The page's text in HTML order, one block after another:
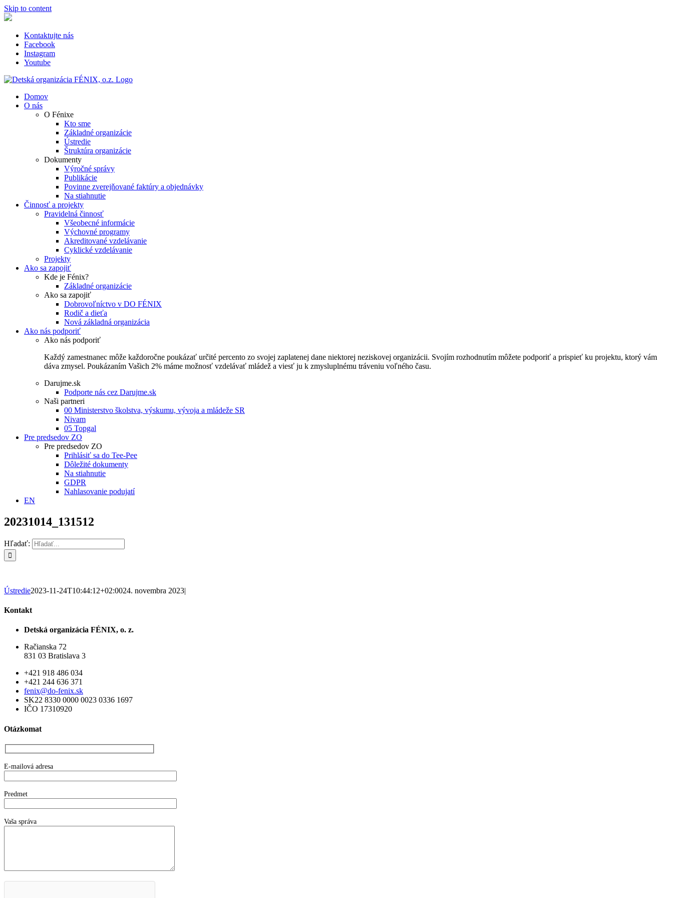
Skip to content
Kontaktujte nás
Facebook
Instagram
Youtube
Domov
O nás
O Fénixe
Kto sme
Základné organizácie
Ústredie
Štruktúra organizácie
Dokumenty
Výročné správy
Publikácie
Povinne zverejňované faktúry a objednávky
Na stiahnutie
Činnosť a projekty
Pravidelná činnosť
Všeobecné informácie
Výchovné programy
Akreditované vzdelávanie
Cyklické vzdelávanie
Projekty
Ako sa zapojiť
Kde je Fénix?
Základné organizácie
Ako sa zapojiť
Dobrovoľníctvo v DO FÉNIX
Rodič a dieťa
Nová základná organizácia
Ako nás podporiť
Ako nás podporiť
Každý zamestnanec môže každoročne poukázať určité percento zo svojej zaplatenej dane niektorej neziskovej organizácii. Svojím rozhodnutím môžete podporiť a prispieť ku projektu, ktorý vám
dáva zmysel. Poukázaním Vašich 2% máme možnosť vzdelávať mládež a viesť ju k zmysluplnému tráveniu voľného času.
Darujme.sk
Podporte nás cez Darujme.sk
Naši partneri
00 Ministerstvo školstva, výskumu, vývoja a mládeže SR
Nivam
05 Topgal
Pre predsedov ZO
Pre predsedov ZO
Prihlásiť sa do Tee-Pee
Dôležité dokumenty
Na stiahnutie
GDPR
Nahlasovanie podujatí
EN
20231014_131512
Hľadať:
Ústredie2023-11-24T10:44:12+02:0024. novembra 2023|
Kontakt
Detská organizácia FÉNIX, o. z.
Račianska 72
831 03 Bratislava 3
+421 918 486 034
+421 244 636 371
fenix@do-fenix.sk
SK22 8330 0000 0023 0336 1697
IČO 17310920
Otázkomat
E-mailová adresa
Predmet
Vaša správa